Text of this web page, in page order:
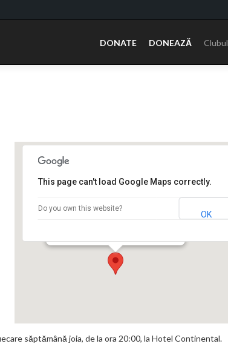
conținut
DONATE DONEAZĂ Clubul
This page can't load Google Maps correctly.
Do you own this website?
OK
săptămână joia, de la ora 20:00, la Hotel Continental.